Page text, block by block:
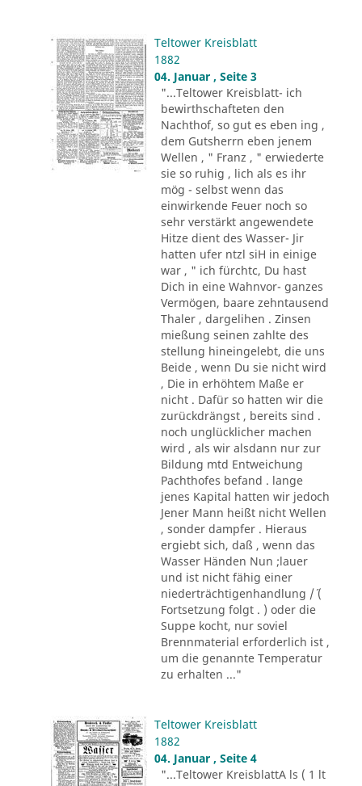
Teltower Kreisblatt
1882
04. Januar , Seite 3
"...Teltower Kreisblatt- ich
bewirthschafteten den
Nachthof, so gut es eben ing ,
dem Gutsherrn eben jenem
Wellen , " Franz , " erwiederte
sie so ruhig , lich als es ihr
mög - selbst wenn das
einwirkende Feuer noch so
sehr verstärkt angewendete
Hitze dient des Wasser- Jir
hatten ufer ntzl siH in einige
war , " ich fürchtc, Du hast
Dich in eine Wahnvor- ganzes
Vermögen, baare zehntausend
Thaler , dargelihen . Zinsen
mießung seinen zahlte des
stellung hineingelebt, die uns
Beide , wenn Du sie nicht wird
, Die in erhöhtem Maße er
nicht . Dafür so hatten wir die
zurückdrängst , bereits sind .
noch unglücklicher machen
wird , als wir alsdann nur zur
Bildung mtd Entweichung
Pachthofes befand . lange
jenes Kapital hatten wir jedoch
Jener Mann heißt nicht Wellen
, sonder dampfer . Hieraus
ergiebt sich, daß , wenn das
Wasser Händen Nun ;lauer
und ist nicht fähig einer
niederträchtigenhandlung /´ (
Fortsetzung folgt . ) oder die
Suppe kocht, nur soviel
Brennmaterial erforderlich ist ,
um die genannte Temperatur
zu erhalten ..."
Teltower Kreisblatt
1882
04. Januar , Seite 4
"...Teltower KreisblattA ls ( 1 lt